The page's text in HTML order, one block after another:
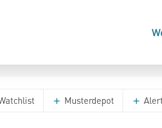
Musterdepot